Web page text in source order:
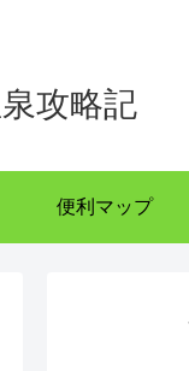
攻略記
便利マップ